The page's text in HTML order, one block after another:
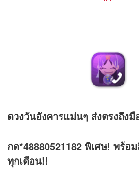
ดวงวันอังคารแม่นๆ ส่งตรงถึงมื
กด*48880521182 พิเศษ! พร้อ
ทุกเดือน!!